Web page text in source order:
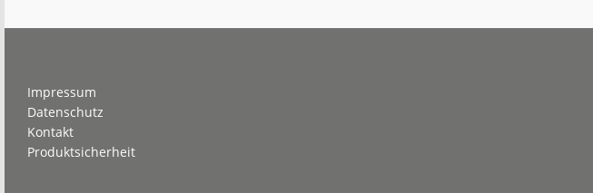
Impressum
Datenschutz
Kontakt
Produktsicherheit